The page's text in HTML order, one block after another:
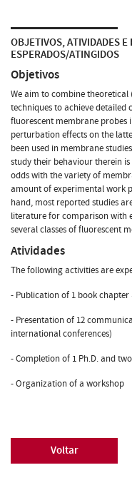
OBJETIVOS, ATIVIDADES E
ESPERADOS/ATINGIDOS
Objetivos
We aim to combine theoretical
techniques to achieve
fluorescent membrane probes
perturbation effects on the
been used in membrane
study their behaviour therein
odds with the variety of
amount of experimental work
hand, most reported studies
literature for comparison with
several classes of fluorescent
Atividades
The following activities are
- Publication of 1 book
- Presentation of 12
international conferences)
- Completion of 1 Ph.D. and
- Organization of a workshop
Voltar